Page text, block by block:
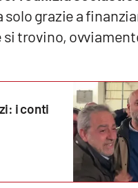
solo grazie a
trovino,
i conti